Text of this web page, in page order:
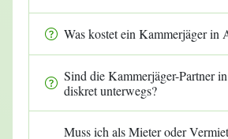
Was kostet ein Kammerjäger in
Sind die Kammerjäger-Partner
diskret unterwegs?
Muss ich als Mieter oder